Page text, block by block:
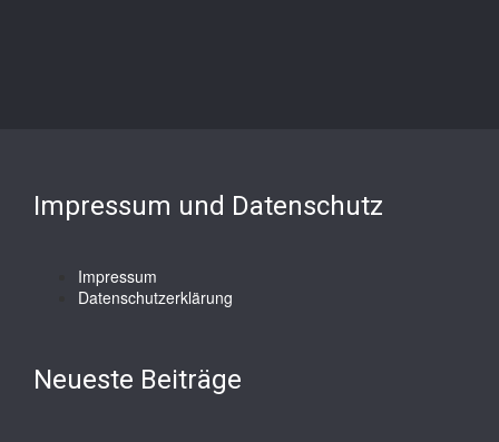
Impressum und Datenschutz
Impressum
Datenschutzerklärung
Neueste Beiträge